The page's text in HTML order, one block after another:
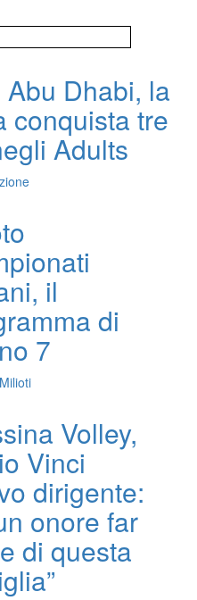
Dhabi, la
conquista tre
Adults
il
di
7
Volley,
Vinci
dirigente:
onore far
di questa